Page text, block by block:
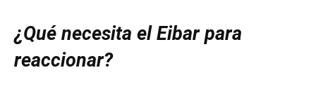
¿Qué necesita el Eibar para
reaccionar?